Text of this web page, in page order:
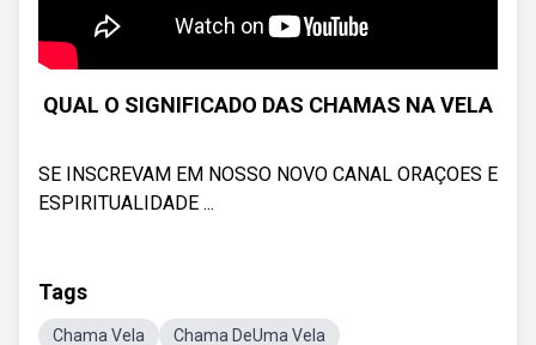
QUAL O SIGNIFICADO DAS CHAMAS NA VELA
SE INSCREVAM EM NOSSO NOVO CANAL ORAÇOES E
ESPIRITUALIDADE ...
Tags
Chama Vela Chama DeUma Vela